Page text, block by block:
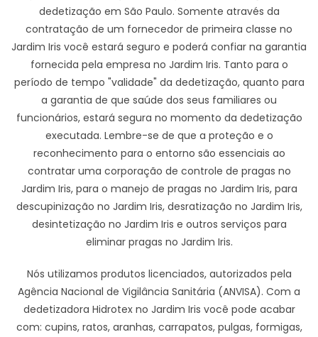
dedetização em São Paulo. Somente através da
contratação de um fornecedor de primeira classe no
Jardim Iris você estará seguro e poderá confiar na garantia
fornecida pela empresa no Jardim Iris. Tanto para o
período de tempo "validade" da dedetização, quanto para
a garantia de que saúde dos seus familiares ou
funcionários, estará segura no momento da dedetização
executada. Lembre-se de que a proteção e o
reconhecimento para o entorno são essenciais ao
contratar uma corporação de controle de pragas no
Jardim Iris, para o manejo de pragas no Jardim Iris, para
descupinização no Jardim Iris, desratização no Jardim Iris,
desintetização no Jardim Iris e outros serviços para
eliminar pragas no Jardim Iris.
Nós utilizamos produtos licenciados, autorizados pela
Agência Nacional de Vigilância Sanitária (ANVISA). Com a
dedetizadora Hidrotex no Jardim Iris você pode acabar
com: cupins, ratos, aranhas, carrapatos, pulgas, formigas,